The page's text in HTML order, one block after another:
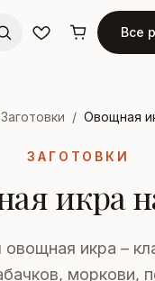
Все
Заготовки / Овощная
ЗАГОТОВКИ
икра
икра –
моркови,